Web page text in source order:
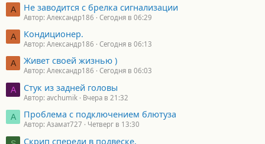
А Не заводится с брелка сигнализации
Автор: Александр186 Сегодня в 06:29
А Кондиционер.
Автор: Александр186 Сегодня в 06:13
А Живет своей жизнью )
Автор: Александр186 Сегодня в 06:03
A Стук из задней головы
Автор: avchumik Вчера в 21:32
А Проблема с подключением блютуза
Автор: Азамат727 Четверг в 13:30
Скрип спереди в подвеске.